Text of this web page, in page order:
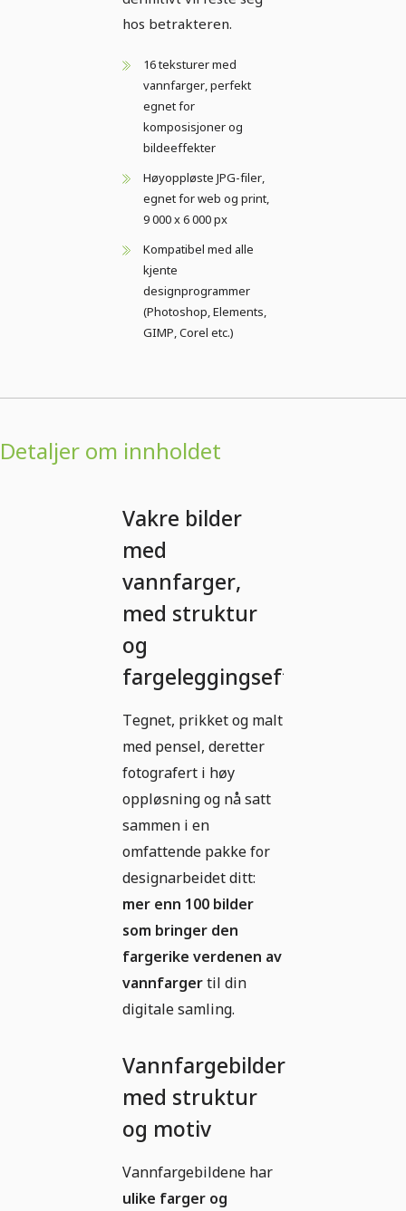
hos betrakteren.
16 teksturer med
vannfarger, perfekt
egnet for
komposisjoner og
bildeeffekter
Høyoppløste JPG-filer,
egnet for web og print,
9 000 x 6 000 px
Kompatibel med alle
kjente
designprogrammer
(Photoshop, Elements,
GIMP, Corel etc.)
Detaljer om innholdet
Vakre bilder
med
vannfarger,
med struktur
og
fargeleggingseffekt
Tegnet, prikket og malt
med pensel, deretter
fotografert i høy
oppløsning og nå satt
sammen i en
omfattende pakke for
designarbeidet ditt:
mer enn 100 bilder
som bringer den
fargerike verdenen av
vannfargertil din
digitale samling.
Vannfargebilder
med struktur
og motiv
Vannfargebildene har
ulike farger og